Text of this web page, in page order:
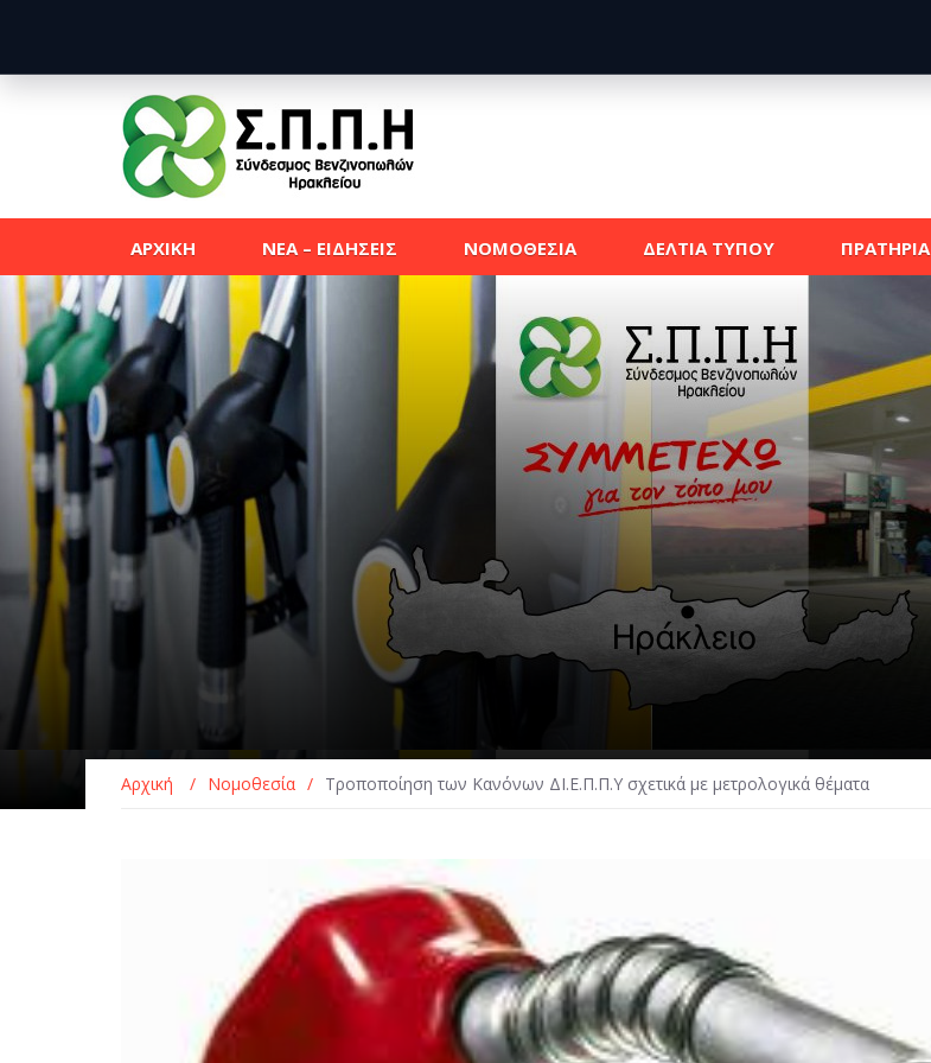
ΑΡΧΙΚΗ ΝΕΑ – ΕΙΔΗΣΕΙΣ ΝΟΜΟΘΕΣΙΑ ΔΕΛΤΙΑ ΤΥΠΟΥ ΠΡΑΤΗΡΙΑ
Αρχική / Νομοθεσία / Τροποποίηση των Κανόνων ΔΙ.Ε.Π.Π.Υ σχετικά με μετρολογικά θέματα